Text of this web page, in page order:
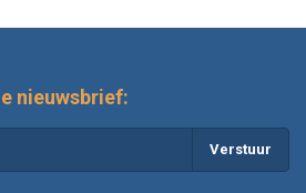
nieuwsbrief:
Verstuur